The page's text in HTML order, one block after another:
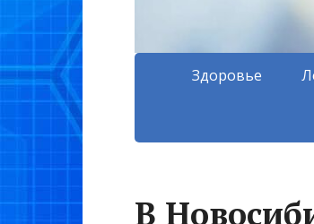
Здоровье
В